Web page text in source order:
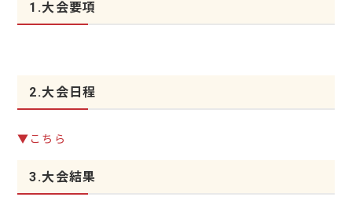
1.大会要項
2.大会日程
▼こちら
3.大会結果